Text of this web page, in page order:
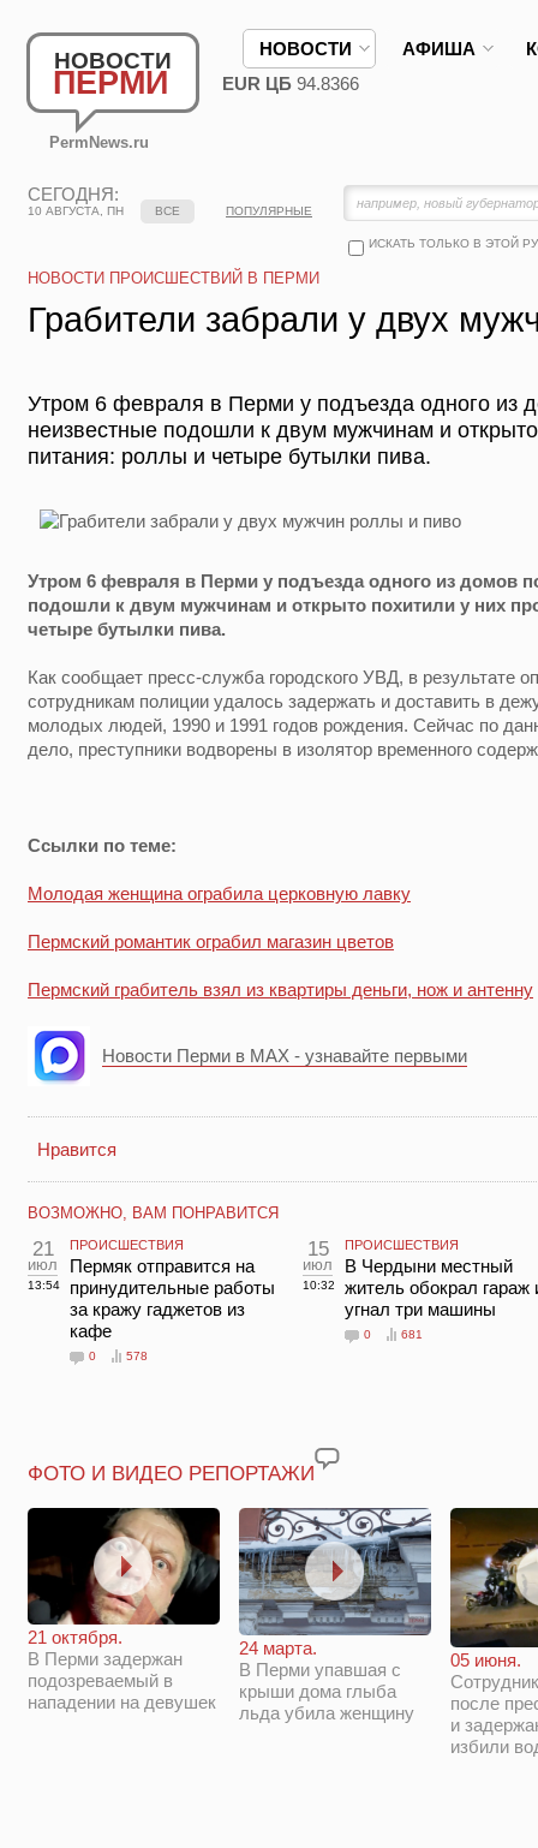
НОВОСТИ
ПЕРМИ
PermNews.ru
НОВОСТИ АФИША
EUR ЦБ 94.8366
СЕГОДНЯ:
10 АВГУСТА, ПН
ИСКАТЬ ТОЛЬКО В ЭТОЙ
ВСЕ ПОПУЛЯРНЫЕ
НОВОСТИ ПРОИСШЕСТВИЙ В ПЕРМИ
Грабители забрали у двух
Утром 6 февраля в Перми у подъезда одного из
неизвестные подошли к двум мужчинам и
питания: роллы и четыре бутылки пива.
Утром 6 февраля в Перми у подъезда одного из домов
подошли к двум мужчинам и открыто похитили у них
четыре бутылки пива.
Как сообщает пресс-служба городского УВД, в результате
сотрудникам полиции удалось задержать и доставить в
молодых людей, 1990 и 1991 годов рождения. Сейчас по
дело, преступники водворены в изолятор временного
Ссылки по теме:
Молодая женщина ограбила церковную лавку
Пермский романтик ограбил магазин цветов
Пермский грабитель взял из квартиры деньги, нож и антенну
Новости Перми в MAX - узнавайте первыми
Нравится
ВОЗМОЖНО, ВАМ ПОНРАВИТСЯ
21
июл
13:54
ПРОИСШЕСТВИЯ
Пермяк отправится на
принудительные работы
за кражу гаджетов из
кафе
0 578
15
июл
10:32
ПРОИСШЕСТВИЯ
В Чердыни местный
житель обокрал гараж
угнал три машины
0 681
ФОТО И ВИДЕО РЕПОРТАЖИ
21 октября.
В Перми задержан
подозреваемый в
нападении на девушек
24 марта.
В Перми упавшая с
крыши дома глыба
льда убила женщину
05 июня.
после
и
избили